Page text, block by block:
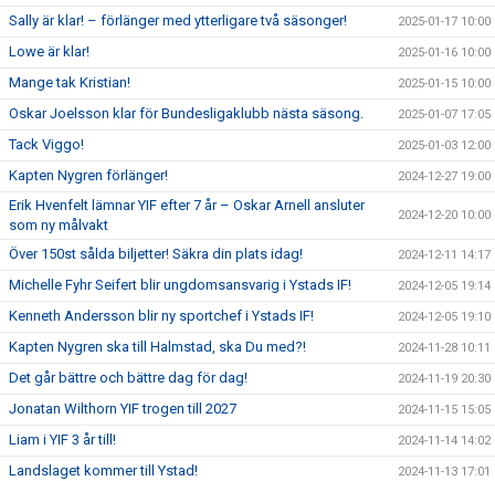
Sally är klar! – förlänger med ytterligare två säsonger! 2025-01-17 10:00
Lowe är klar! 2025-01-16 10:00
Mange tak Kristian! 2025-01-15 10:00
Oskar Joelsson klar för Bundesligaklubb nästa säsong. 2025-01-07 17:05
Tack Viggo! 2025-01-03 12:00
Kapten Nygren förlänger! 2024-12-27 19:00
Erik Hvenfelt lämnar YIF efter 7 år – Oskar Arnell ansluter
som ny målvakt
2024-12-20 10:00
Över 150st sålda biljetter! Säkra din plats idag! 2024-12-11 14:17
Michelle Fyhr Seifert blir ungdomsansvarig i Ystads IF! 2024-12-05 19:14
Kenneth Andersson blir ny sportchef i Ystads IF! 2024-12-05 19:10
Kapten Nygren ska till Halmstad, ska Du med?! 2024-11-28 10:11
Det går bättre och bättre dag för dag! 2024-11-19 20:30
Jonatan Wilthorn YIF trogen till 2027 2024-11-15 15:05
Liam i YIF 3 år till! 2024-11-14 14:02
Landslaget kommer till Ystad! 2024-11-13 17:01